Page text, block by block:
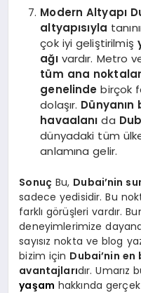
Modern Altyapı
altyapısıyla
çok iyi geliştirilmiş
ağıvardır. Metro
tüm ana
genelinde birçok
dolaşır.
havaalanı da
dünyadaki tüm
anlamına gelir.
Sonuç Bu, Dubai’nin
sadece yedisidir. Bu
farklı görüşleri vardır.
deneyimlerimize
sayısız nokta ve blog
bizim için Dubai’nin en
avantajlarıdır. Umarız
yaşam hakkında